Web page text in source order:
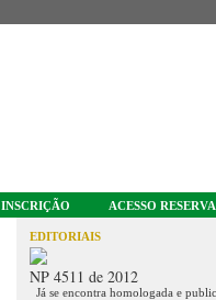
INSCRIÇÃO ACESSO
EDITORIAIS
NP 4511 de 2012
Já se encontra homologada e